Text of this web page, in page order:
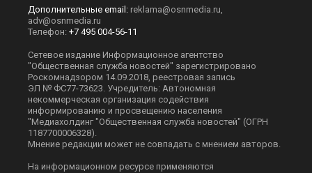
Дополнительные email: reklama@osnmedia.ru,
adv@osnmedia.ru
Телефон: +7 495 004-56-11
Сетевое издание Информационное агентство
"Общественная служба новостей" зарегистрировано
Роскомнадзором 14.09.2018, реестровая запись
ЭЛ № ФС77-73623. Учредитель: Автономная
некоммерческая организация содействия
информированию и просвещению населения
"Медиахолдинг "Общественная служба новостей" (ОГРН
1187700006328).
Мнение редакции может не совпадать с мнением авторов.
На информационном ресурсе применяются